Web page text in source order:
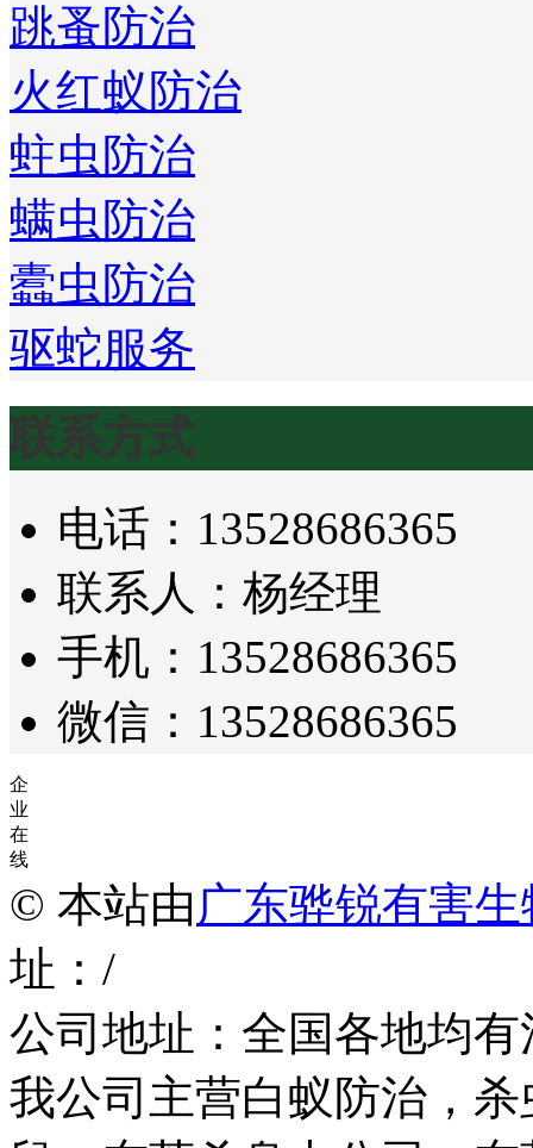
跳蚤防治
火红蚁防治
蛀虫防治
螨虫防治
蠹虫防治
驱蛇服务
联系方式
电话：13528686365
联系人：杨经理
手机：13528686365
微信：13528686365
企
业
在
线
© 本站由 广东骅锐有害
址：/
公司地址：全国各地均
我公司主营白蚁防治，